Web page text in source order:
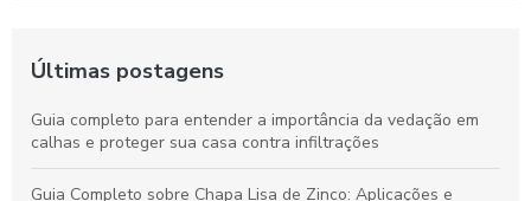
Últimas postagens
Guia completo para entender a importância da vedação em
calhas e proteger sua casa contra infiltrações
Guia Completo sobre Chapa Lisa de Zinco: Aplicações e